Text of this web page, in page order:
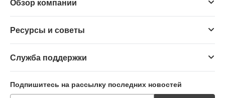
Ресурсы и советы
Служба поддержки
Подпишитесь на рассылку последних новостей